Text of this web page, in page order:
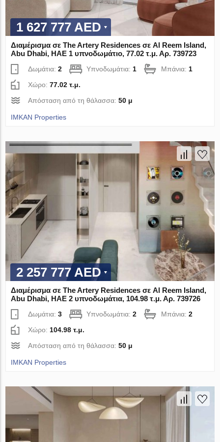
1 627 777 AED
Διαμέρισμα σε The Artery Residences σε Al Reem Island,
Abu Dhabi, ΗΑΕ 1 υπνοδωμάτιο, 77.02 τ.μ. Αρ. 739723
Δωμάτια:2 Υπνοδωμάτια:1 Μπάνια:1
Χώρο:77.02 τ.μ.
Απόσταση από τη θάλασσα:50 μ
IMKAN Properties
2 257 777 AED
Διαμέρισμα σε The Artery Residences σε Al Reem Island,
Abu Dhabi, ΗΑΕ 2 υπνοδωμάτια, 104.98 τ.μ. Αρ. 739726
Δωμάτια:3 Υπνοδωμάτια:2 Μπάνια:2
Χώρο: 104.98 τ.μ.
Απόσταση από τη θάλασσα:50 μ
IMKAN Properties